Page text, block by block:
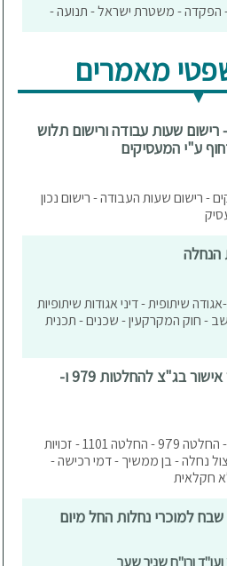
- הפקדה - משטרת ישראל - תנועה -
מאמרים
שעות עבודה ורישום תלוש
ע"י המעסיקים
- רישום שעות העבודה - רישום נכון
הנחלה
שיתופית - דיני אגודות שיתופיות
- חוק המקרקעין - שכנים - תכנית
זכויות בניה בנחלות לאור אישור בג"צ להחלטות 979 ו-
מגזר חקלאי - דיני מושבים - החלטה 979 - החלטה 1101 - זכויות
נחלה - בן ממשיך - דמי רכישה -
למוכרי נחלות החל מיום
ורו"ח שניר שער